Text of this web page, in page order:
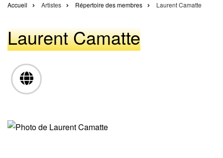
Fil
d'Ariane
Accueil Artistes Répertoire des membres Laurent Camatte
Laurent Camatte